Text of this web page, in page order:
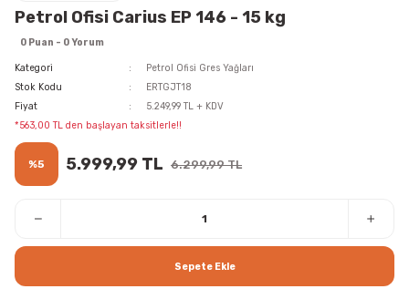
Petrol Ofisi Carius EP 146 - 15 kg
0 Puan - 0 Yorum
Kategori
Petrol Ofisi Gres Yağları
Stok Kodu
ERTGJT18
Fiyat
5.249,99 TL + KDV
*563,00 TL den başlayan taksitlerle!!
%5 5.999,99 TL 6.299,99 TL
Sepete Ekle